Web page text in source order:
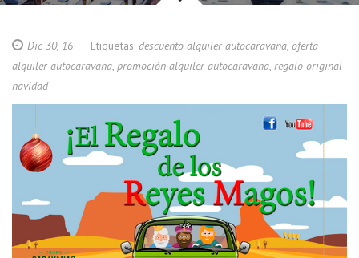
Dic 30, 16 Etiquetas: descuento alquiler autocaravana, oferta
alquiler autocaravana, promoción alquiler autocaravana, regalo original
navidad